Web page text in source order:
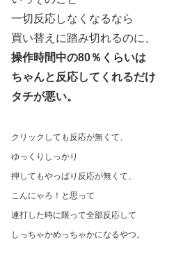
一切反応しなくなるなら
買い替えに踏み切れるのに、
操作時間中の80％くらいは
ちゃんと反応してくれるだけ
タチが悪い。
クリックしても反応が無くて、
ゆっくりしっかり
押してもやっぱり反応が無くて、
こんにゃろ！と思って
連打した時に限って全部反応して
しっちゃかめっちゃかになるやつ。